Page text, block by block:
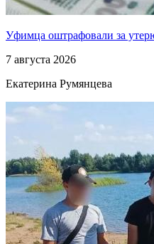
Уфимца оштрафовали за
7 августа 2026
Екатерина Румянцева